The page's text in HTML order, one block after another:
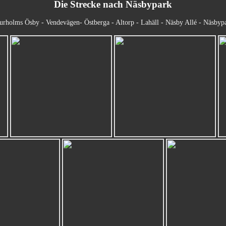
Die Strecke nach Näsbypark
Ösby - Vendevägen- Östberga - Altorp - Lahäll - Näsby Allé -